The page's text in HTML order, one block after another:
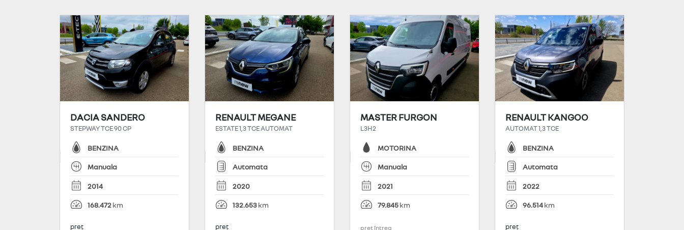
DACIA SANDERO
STEPWAY TCE 90 CP
BENZINA
Manuala
2014
168.472
preț
RENAULT MEGANE
ESTATE 1,3 TCE AUTOMAT
BENZINA
Automata
2020
132.653
preț
MASTER FURGON
L3H2
MOTORINA
Manuala
2021
79.845
preț întreg
RENAULT KANGOO
AUTOMAT 1,3 TCE
BENZINA
Automata
2022
96.514
preț